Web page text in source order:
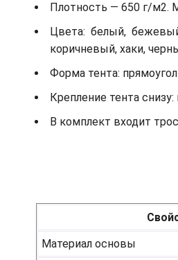
Плотность — 650 г/м2.
Цвета: белый,
коричневый, хаки,
Форма тента:
Крепление тента
В комплект входит
Материал основы